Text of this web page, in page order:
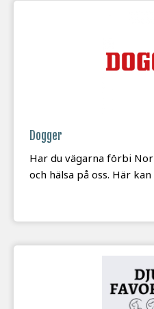
Dogger
Har du vägarna förbi
och hälsa på oss. Här kan